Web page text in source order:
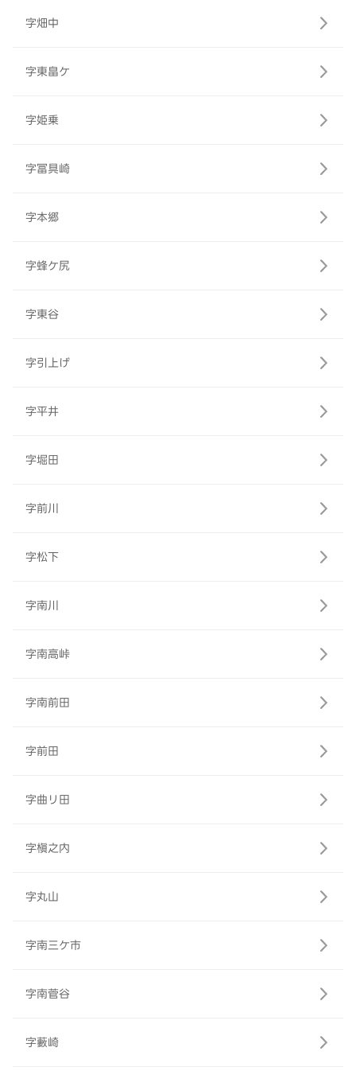
字畑中
字東畠ケ
字姫乗
字冨具崎
字本郷
字蜂ケ尻
字東谷
字引上げ
字平井
字堀田
字前川
字松下
字南川
字南高峠
字南前田
字前田
字曲リ田
字槇之内
字丸山
字南三ケ市
字南菅谷
字藪崎